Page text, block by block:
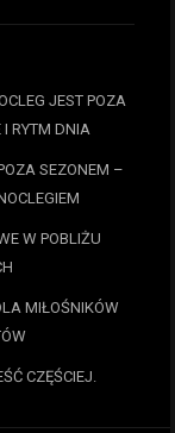
JEST POZA
RYTM DNIA
SEZONEM –
W POBLIŻU
MIŁOŚNIKÓW
CZĘŚCIEJ.